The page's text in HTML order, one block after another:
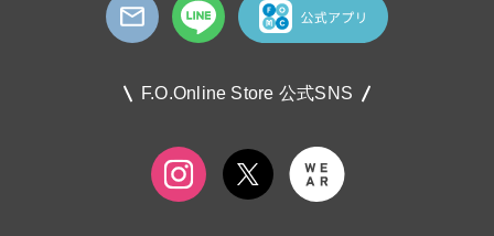
F.O.Online Store 公式SNS